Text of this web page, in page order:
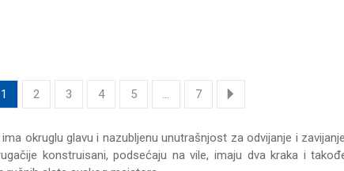
1 2 3 4 5 ... 7
okruglu glavu i nazubljenu unutrašnjost za odvijanje i
konstruisani, podsećaju na vile, imaju dva kraka i